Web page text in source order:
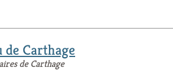
Carthage
de Carthage